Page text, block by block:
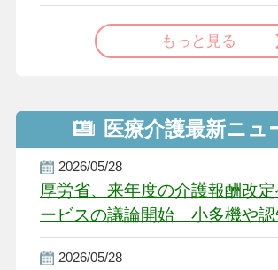
もっと見る
医療介護最新ニュ
2026/05/28
厚労省、来年度の介護報酬改
ービスの議論開始 小多機や認
厳しい経営環境に危機感
2026/05/28